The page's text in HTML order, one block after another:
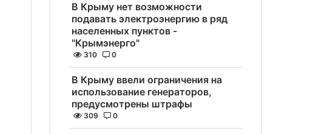
В Крыму нет возможности
подавать электроэнергию в ряд
населенных пунктов -
"Крымэнерго"
310 0
В Крыму ввели ограничения на
использование генераторов,
предусмотрены штрафы
309 0